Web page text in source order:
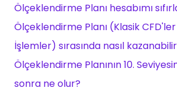
Ölçeklendirme Planı hesabımı
Ölçeklendirme Planı (Klasik
İşlemler) sırasında nasıl
Ölçeklendirme Planının 10.
sonra ne olur?